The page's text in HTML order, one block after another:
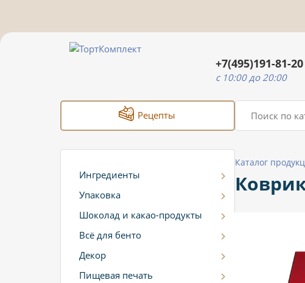
+7(495)191-81-20
c 10:00 до 20:00
Рецепты
Ингредиенты
Упаковка
Шоколад и какао-продукты
Всё для бенто
Декор
Пищевая печать
Каталог